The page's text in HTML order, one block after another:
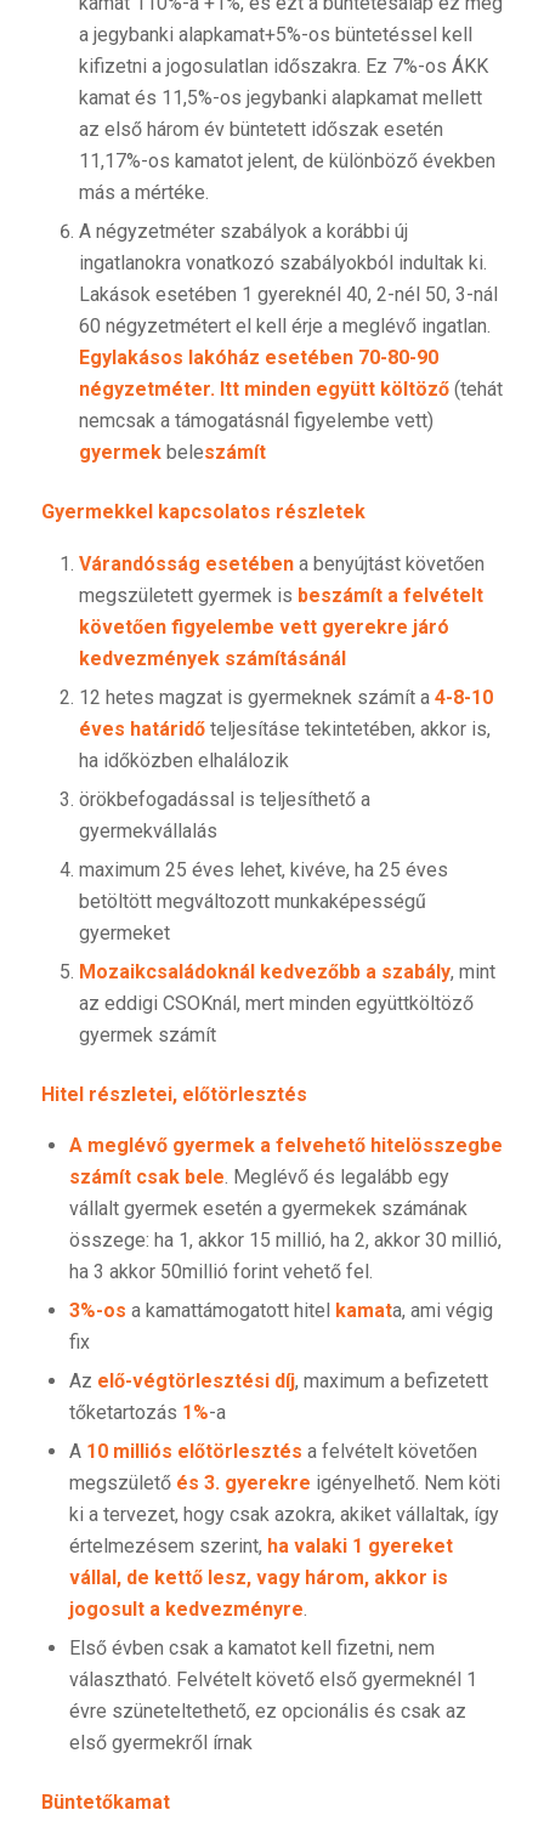
a jegybanki alapkamat+5%-os büntetéssel kell
kifizetni a jogosulatlan időszakra. Ez 7%-os ÁKK
kamat és 11,5%-os jegybanki alapkamat mellett
az első három év büntetett időszak esetén
11,17%-os kamatot jelent, de különböző években
más a mértéke.
A négyzetméter szabályok a korábbi új
ingatlanokra vonatkozó szabályokból indultak ki.
Lakások esetében 1 gyereknél 40, 2-nél 50, 3-nál
60 négyzetmétert el kell érje a meglévő ingatlan.
Egylakásos lakóház esetében 70-80-90
négyzetméter. Itt minden együtt költöző(tehát
nemcsak a támogatásnál figyelembe vett)
gyermekbeleszámít
Gyermekkel kapcsolatos részletek
Várandósság esetébena benyújtást követően
megszületett gyermek is beszámít a felvételt
követően figyelembe vett gyerekre járó
kedvezmények számításánál
12 hetes magzat is gyermeknek számít a 4-8-10
éves határidőteljesításe tekintetében, akkor is,
ha időközben elhalálozik
örökbefogadással is teljesíthető a
gyermekvállalás
maximum 25 éves lehet, kivéve, ha 25 éves
betöltött megváltozott munkaképességű
gyermeket
Mozaikcsaládoknál kedvezőbb a szabály, mint
az eddigi CSOKnál, mert minden együttköltöző
gyermek számít
Hitel részletei, előtörlesztés
A meglévő gyermek a felvehető hitelösszegbe
számít csak bele. Meglévő és legalább egy
vállalt gyermek esetén a gyermekek számának
összege: ha 1, akkor 15 millió, ha 2, akkor 30 millió,
ha 3 akkor 50millió forint vehető fel.
3%-os a kamattámogatott hitel kamata, ami végig
fix
Az elő-végtörlesztési díj, maximum a befizetett
tőketartozás 1%-a
A 10 milliós előtörlesztés a felvételt követően
megszülető és 3. gyerekre igényelhető. Nem köti
ki a tervezet, hogy csak azokra, akiket vállaltak, így
értelmezésem szerint, ha valaki 1 gyereket
vállal, de kettő lesz, vagy három, akkor is
jogosult a kedvezményre.
Első évben csak a kamatot kell fizetni, nem
választható. Felvételt követő első gyermeknél 1
évre szüneteltethető, ez opcionális és csak az
első gyermekről írnak
Büntetőkamat